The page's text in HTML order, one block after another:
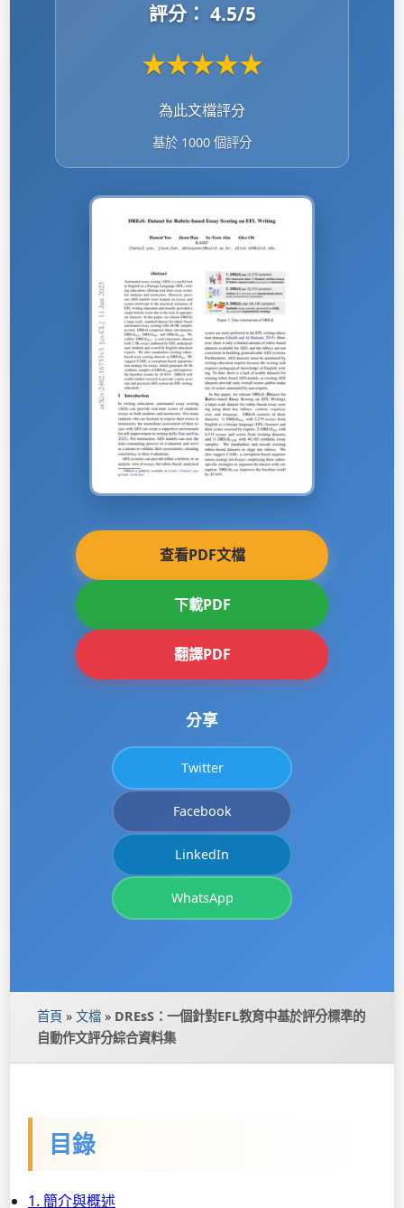
評分： 4.5/5
★★★★★
為此文檔評分
基於 1000 個評分
查看PDF文檔
下載PDF
翻譯PDF
分享
Twitter
Facebook
LinkedIn
WhatsApp
首頁 » 文檔 » DREsS：一個針對EFL教育中基於評分標準的
自動作文評分綜合資料集
目錄
1. 簡介與概述